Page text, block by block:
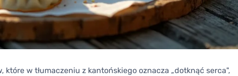
które w tłumaczeniu z kantońskiego oznacza „dotknąć serca",